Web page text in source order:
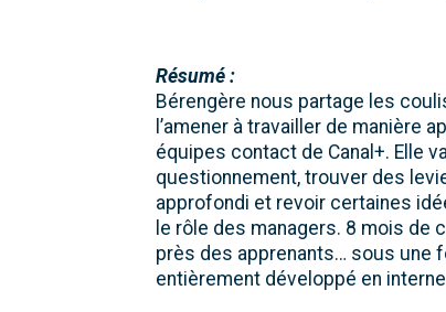
Résumé :
Bérengère nous partage les
l’amener à travailler de manière
équipes contact de Canal+. Elle
questionnement, trouver des
approfondi et revoir certaines
le rôle des managers. 8 mois de
près des apprenants… sous une
entièrement développé en